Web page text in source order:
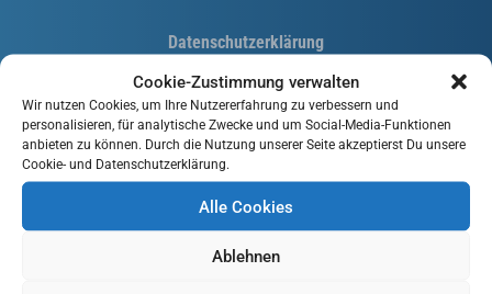
Cookie-Zustimmung verwalten
Wir nutzen Cookies, um Ihre Nutzererfahrung zu verbessern und
personalisieren, für analytische Zwecke und um Social-Media-Funktionen
anbieten zu können. Durch die Nutzung unserer Seite akzeptierst Du unsere
Cookie- und Datenschutzerklärung.
Alle Cookies
Ablehnen
Datenschutzerklärung
Cookie-Richtlinie (EU)